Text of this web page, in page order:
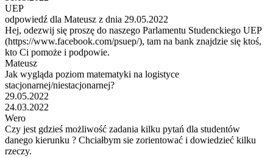
UEP
odpowiedź dla Mateusz z dnia 29.05.2022
Hej, odezwij się proszę do naszego Parlamentu Studenckiego UEP
(https://www.facebook.com/psuep/), tam na bank znajdzie się ktoś,
kto Ci pomoże i podpowie.
Mateusz
Jak wygląda poziom matematyki na logistyce
stacjonarnej/niestacjonarnej?
29.05.2022
24.03.2022
Wero
Czy jest gdzieś możliwość zadania kilku pytań dla studentów
danego kierunku ? Chciałbym sie zorientować i dowiedzieć kilku
rzeczy.